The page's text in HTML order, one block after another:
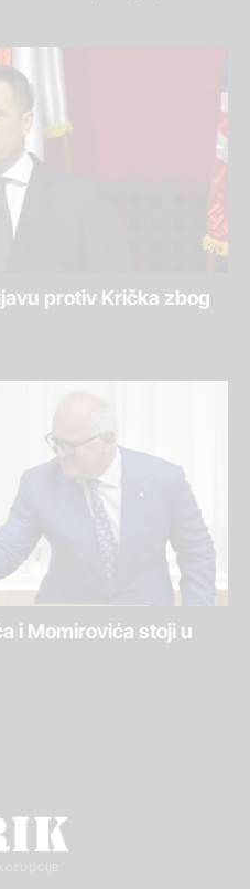
protiv Krička zbog
i Momirovića stoji u